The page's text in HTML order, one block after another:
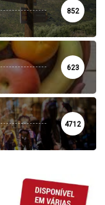
852
623
4712